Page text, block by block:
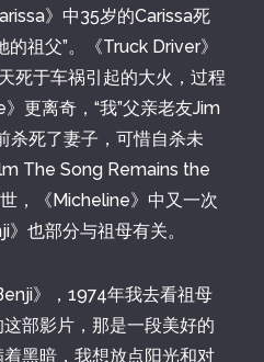
》中35岁的Carissa死
祖父”。《Truck Driver》
死于车祸引起的大火，过程
更离奇，“我”父亲老友Jim
杀死了妻子，可惜自杀未
The Song Remains the
，《Micheline》中又一次
也部分与祖母有关。
》，1974年我去看祖母
部影片，那是一段美好的
黑暗，我想放点阳光和对